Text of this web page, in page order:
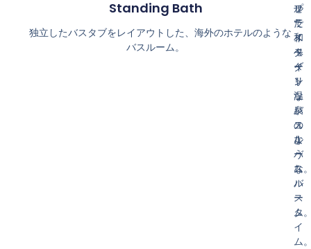
Standing Bath
独立したバスタブをレイアウトした、海外のホテルのような
バスルーム。
ル
で
ス
タ
イ
リ
ッ
シ
ュ
な
バ
ス
ル
ー
ム
プ
ラ
イ
ベ
ー
ト
温
泉
の
よ
う
な
バ
ス
タ
イ
ム
せ
た
和
モ
ダ
ン
な
バ
ス
ル
ー
ム